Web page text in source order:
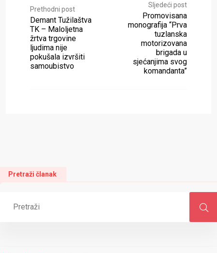
Prethodni post
Demant Tužilaštva
TK – Maloljetna
žrtva trgovine
ljudima nije
pokušala izvršiti
samoubistvo
Sljedeći post
Promovisana
monografija “Prva
tuzlanska
motorizovana
brigada u
sjećanjima svog
komandanta”
Pretraži članak